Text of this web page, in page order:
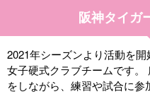
阪神タイガ
2021年シーズンより活動を
女子硬式クラブチームです
をしながら、練習や試合に参